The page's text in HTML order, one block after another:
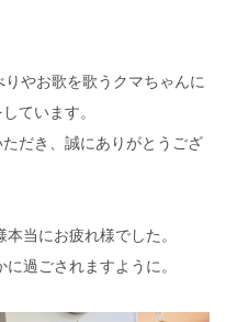
やお歌を歌うクマちゃんに
ています。
だき、誠にありがとうござ
当にお疲れ様でした。
過ごされますように。